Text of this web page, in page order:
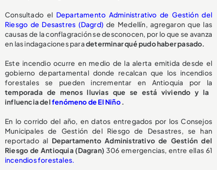
Consultado el Departamento Administrativo de Gestión del
Riesgo de Desastres (Dagrd) de Medellín, agregaron que las
causas de la conflagración se desconocen, por lo que se avanza
en las indagaciones paradeterminar qué pudo haber pasado.
Este incendio ocurre en medio de la alerta emitida desde el
gobierno departamental donde recalcan que los incendios
forestales se pueden incrementar en Antioquia por la
temporada de menos lluvias que se está viviendo y la
influencia delfenómeno de El Niño.
En lo corrido del año, en datos entregados por los Consejos
Municipales de Gestión del Riesgo de Desastres, se han
reportado al Departamento Administrativo de Gestión del
Riesgo de Antioquia (Dagran) 306 emergencias, entre ellas 61
incendios forestales.